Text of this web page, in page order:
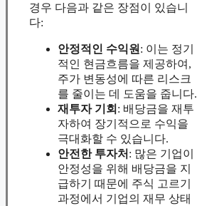
경우 다음과 같은 장점이 있습니
다:
안정적인 수익원 : 이는 정기
적인 현금흐름을 제공하여,
주가 변동성에 따른 리스크
를 줄이는 데 도움을 줍니다.
재투자 기회 : 배당금을 재투
자하여 장기적으로 수익을
극대화할 수 있습니다.
안전한 투자처 : 많은 기업이
안정성을 위해 배당금을 지
급하기 때문에 주식 고르기
과정에서 기업의 재무 상태